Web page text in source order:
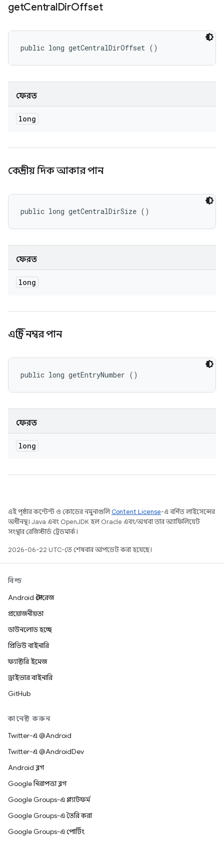
getCentralDirOffset
public long getCentralDirOffset ()
ফেরত
long
কেন্দ্রীয় দিক আকার পান
public long getCentralDirSize ()
ফেরত
long
এন্ট্রি নম্বর পান
public long getEntryNumber ()
ফেরত
long
এই পৃষ্ঠার কন্টেন্ট ও কোডের নমুনাগুলিContent License-এ বর্ণিত লাইসেন্সের
অধীনস্থ। Java এবং OpenJDK হল Oracle এবং/অথবা তার অ্যাফিলিয়েট
সংস্থার রেজিস্টার্ড ট্রেডমার্ক।
2026-06-22 UTC-তে শেষবার আপডেট করা হয়েছে।
বিল্ড
Android স্টোরেজ
প্রয়োজনীয়তা
ডাউনলোড হচ্ছে
প্রিভিউ বাইনারি
ফ্যাক্টরি ইমেজ
ড্রাইভার বাইনারি
GitHub
কানেক্ট করুন
Twitter-এ @Android
Twitter-এ @AndroidDev
Android ব্লগ
Google নিরাপত্তা ব্লগ
Google Groups-এ প্ল্যাটফর্ম
Google Groups-এ তৈরি করা
Google Groups-এ পোর্টিং